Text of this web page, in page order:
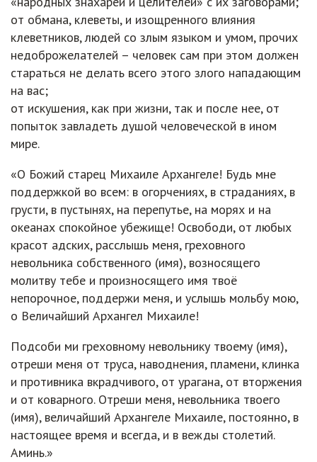
от обмана, клеветы, и изощренного влияния
клеветников, людей со злым языком и умом, прочих
недоброжелателей – человек сам при этом должен
стараться не делать всего этого злого нападающим
на вас;
от искушения, как при жизни, так и после нее, от
попыток завладеть душой человеческой в ином
мире.
«О Божий старец Михаиле Архангеле! Будь мне
поддержкой во всем: в огорчениях, в страданиях, в
грусти, в пустынях, на перепутье, на морях и на
океанах спокойное убежище! Освободи, от любых
красот адских, расслышь меня, греховного
невольника собственного (имя), возносящего
молитву тебе и произносящего имя твоё
непорочное, поддержи меня, и услышь мольбу мою,
о Величайший Архангел Михаиле!
Подсоби ми греховному невольнику твоему (имя),
отреши меня от труса, наводнения, пламени, клинка
и противника вкрадчивого, от урагана, от вторжения
и от коварного. Отреши меня, невольника твоего
(имя), величайший Архангеле Михаиле, постоянно, в
настоящее время и всегда, и в вежды столетий.
Аминь.»